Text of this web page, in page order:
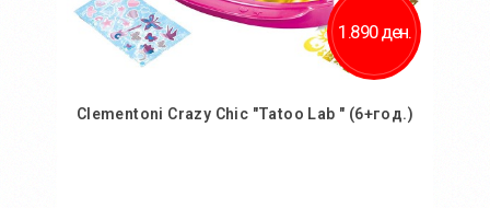
1.890 ден.
Clementoni Crazy Chic "Tatoo Lab " (6+год.)